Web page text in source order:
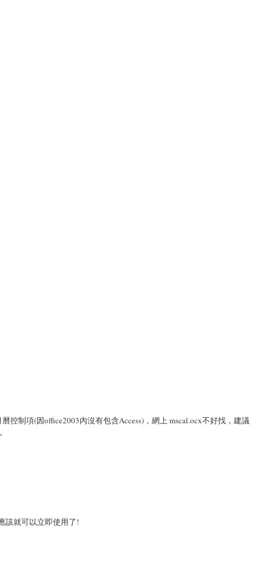
制項(因office2003內沒有包含Access)，網上 mscal.ocx不好找，建議
該就可以立即使用了!